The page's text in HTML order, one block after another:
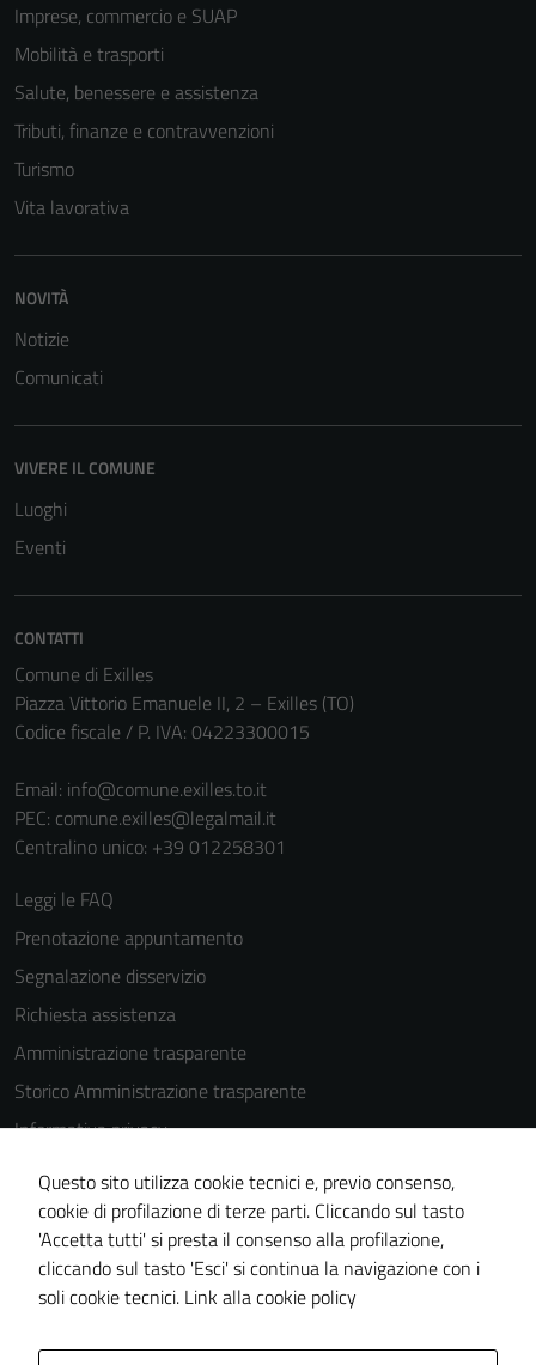
Imprese, commercio e SUAP
Mobilità e trasporti
Salute, benessere e assistenza
Tributi, finanze e contravvenzioni
Turismo
Vita lavorativa
NOVITÀ
Notizie
Comunicati
VIVERE IL COMUNE
Luoghi
Eventi
CONTATTI
Comune di Exilles
Piazza Vittorio Emanuele II, 2 – Exilles (TO)
Codice fiscale / P. IVA: 04223300015
Email: info@comune.exilles.to.it
PEC: comune.exilles@legalmail.it
Centralino unico: +39 012258301
Leggi le FAQ
Prenotazione appuntamento
Segnalazione disservizio
Richiesta assistenza
Amministrazione trasparente
Storico Amministrazione trasparente
Informativa privacy
Cookie Policy
Note legali
Dichiarazione di accessibilità
Piano di miglioramento del sito
Questo sito utilizza cookie tecnici e, previo consenso,
cookie di profilazione di terze parti. Cliccando sul tasto
'Accetta tutti' si presta il consenso alla profilazione,
cliccando sul tasto 'Esci' si continua la navigazione con i
soli cookie tecnici. Link alla cookie policy